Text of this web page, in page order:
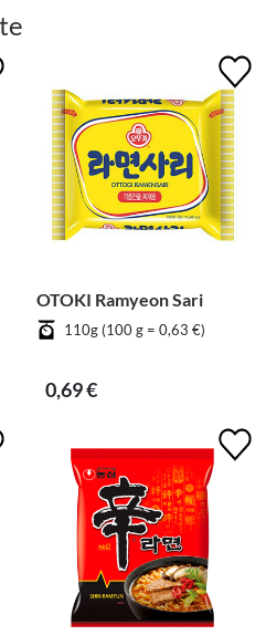
OTOKI Ramyeon Sari
110g (100 g = 0,63 €)
0,69 €